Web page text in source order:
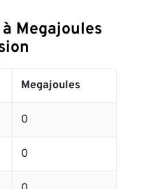
Megajoules
Megajoules
0
0